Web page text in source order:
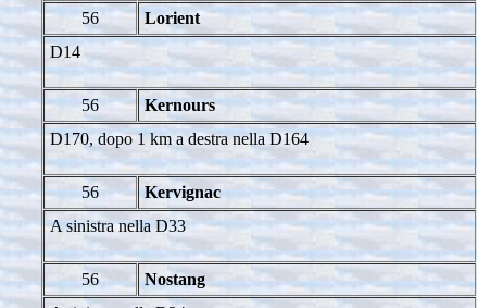
56
Lorient
D14
56
Kernours
D170, dopo 1 km a destra nella D164
56
Kervignac
A sinistra nella D33
56
Nostang